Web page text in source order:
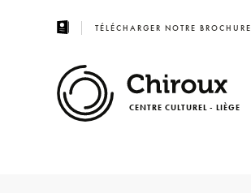
TÉLÉCHARGER NOTRE BROCHURE
CENTRE CULTUREL - LIÈGE